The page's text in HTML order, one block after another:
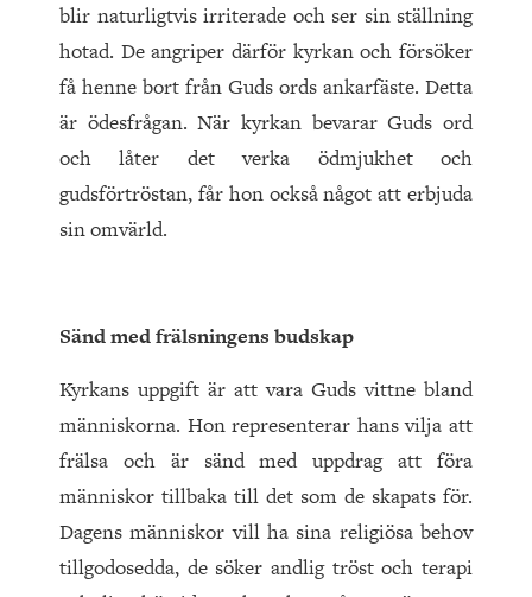
blir naturligtvis irriterade och ser sin ställning
hotad. De angriper därför kyrkan och försöker
få henne bort från Guds ords ankarfäste. Detta
är ödesfrågan. När kyrkan bevarar Guds ord
och låter det verka ödmjukhet och
gudsförtröstan, får hon också något att erbjuda
sin omvärld.
Sänd med frälsningens budskap
Kyrkans uppgift är att vara Guds vittne bland
människorna. Hon representerar hans vilja att
frälsa och är sänd med uppdrag att föra
människor tillbaka till det som de skapats för.
Dagens människor vill ha sina religiösa behov
tillgodosedda, de söker andlig tröst och terapi